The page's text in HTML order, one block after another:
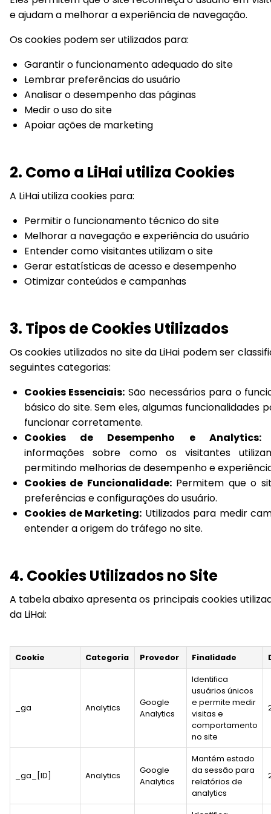
e ajudam a melhorar a experiência de navegação.
Os cookies podem ser utilizados para:
Garantir o funcionamento adequado do site
Lembrar preferências do usuário
Analisar o desempenho das páginas
Medir o uso do site
Apoiar ações de marketing
2. Como a LiHai utiliza Cookies
A LiHai utiliza cookies para:
Permitir o funcionamento técnico do site
Melhorar a navegação e experiência do usuário
Entender como visitantes utilizam o site
Gerar estatísticas de acesso e desempenho
Otimizar conteúdos e campanhas
3. Tipos de Cookies Utilizados
Os cookies utilizados no site da LiHai podem ser
seguintes categorias:
Cookies Essenciais: São necessários para o
básico do site. Sem eles, algumas funcionalidades
funcionar corretamente.
Cookies de Desempenho e Analytics:
informações sobre como os visitantes
permitindo melhorias de desempenho e
Cookies de Funcionalidade:Permitem que o
preferências e configurações do usuário.
Cookies de Marketing: Utilizados para medir
entender a origem do tráfego no site.
4. Cookies Utilizados no Site
A tabela abaixo apresenta os principais cookies
da LiHai:
Cookie Categoria Provedor Finalidade
_ga Analytics
Google
Analytics
Identifica
usuários únicos
e permite medir
visitas e
comportamento
no site
_ga_[ID] Analytics
Google
Analytics
Mantém estado
da sessão para
relatórios de
analytics